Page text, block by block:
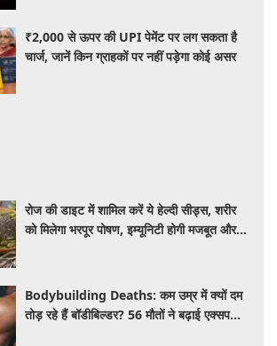
₹2,000 से ऊपर की UPI पेमेंट पर लग सकता है
चार्ज, जानें किन ग्राहकों पर नहीं पड़ेगा कोई असर
रोज की डाइट में शामिल करें ये हेल्दी सीड्स, शरीर
को मिलेगा भरपूर पोषण, इम्यूनिटी होगी मजबूत और
Bodybuilding Deaths: कम उम्र में क्यों दम
तोड़ रहे हैं बॉडीबिल्डर? 56 मौतों ने बढ़ाई एक्सपर्ट्स